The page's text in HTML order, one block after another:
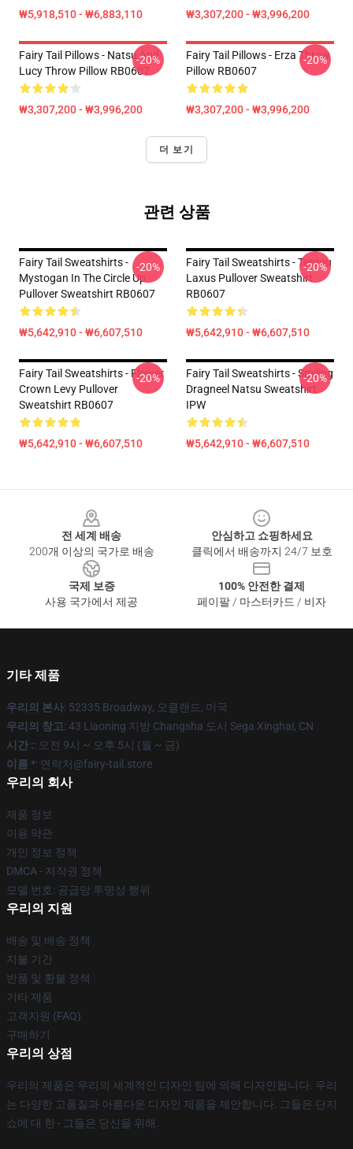
₩5,918,510 - ₩6,883,110 ₩3,307,200 - ₩3,996,200
Fairy Tail Pillows - Natsu And
Lucy Throw Pillow RB0607
₩3,307,200 - ₩3,996,200
-20%
Fairy Tail Pillows - Erza Throw
Pillow RB0607
₩3,307,200 - ₩3,996,200
-20%
더 보기
관련 상품
Fairy Tail Sweatshirts -
Mystogan In The Circle Up
Pullover Sweatshirt RB0607
₩5,642,910 - ₩6,607,510
-20%
Fairy Tail Sweatshirts - Tenrou
Laxus Pullover Sweatshirt
RB0607
₩5,642,910 - ₩6,607,510
-20%
Fairy Tail Sweatshirts - Flower
Crown Levy Pullover
Sweatshirt RB0607
₩5,642,910 - ₩6,607,510
-20%
Fairy Tail Sweatshirts - Smiling
Dragneel Natsu Sweatshirt
IPW
₩5,642,910 - ₩6,607,510
-20%
전 세계 배송
200개 이상의 국가로 배송
안심하고 쇼핑하세요
클릭에서 배송까지 24/7 보호
국제 보증
사용 국가에서 제공
100% 안전한 결제
페이팔 / 마스터카드 / 비자
기타 제품
우리의 본사: 52335 Broadway, 오클랜드, 미국
우리의 창고: 43 Liaoning 지방 Changsha 도시 Sega Xinghai, CN
시간 :: 오전 9시 ~ 오후 5시 (월 ~ 금)
이름 *: 연락처@fairy-tail.store
우리의 회사
제품 정보
이용 약관
개인 정보 정책
DMCA - 저작권 정책
모델 번호: 공급망 투명성 행위
우리의 지원
배송 및 배송 정책
지불 기간
반품 및 환불 정책
기타 제품
고객지원 (FAQ)
구매하기
우리의 상점
우리의 제품은 우리의 세계적인 디자인 팀에 의해 디자인됩니다. 우리
는 다양한 고품질과 아름다운 디자인 제품을 제안합니다. 그들은 단지
쇼에 대 한 - 그들은 당신을 위해.